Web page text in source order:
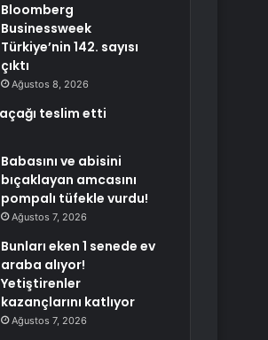
Bloomberg
Businessweek
Türkiye’nin 142. sayısı
çıktı
Ağustos 8, 2026
teslim etti
Babasını ve abisini
bıçaklayan amcasını
pompalı tüfekle vurdu!
Ağustos 7, 2026
Bunları eken 1 senede ev
araba alıyor!
Yetiştirenler
kazançlarını katlıyor
Ağustos 7, 2026